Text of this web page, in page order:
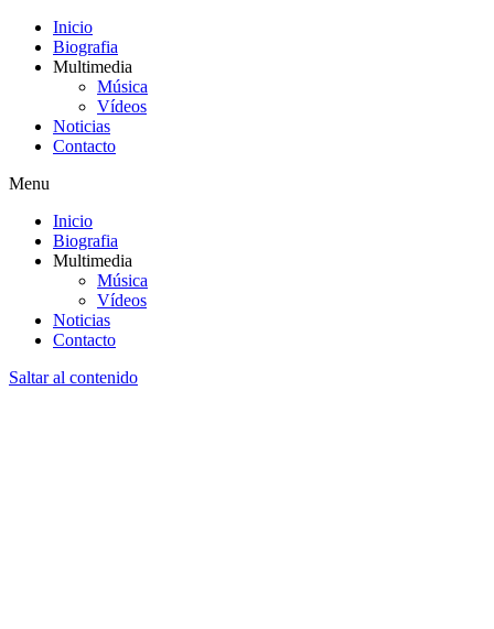
Inicio
Biografia
Multimedia
Música
Vídeos
Noticias
Contacto
Menu
Inicio
Biografia
Multimedia
Música
Vídeos
Noticias
Contacto
Saltar al contenido